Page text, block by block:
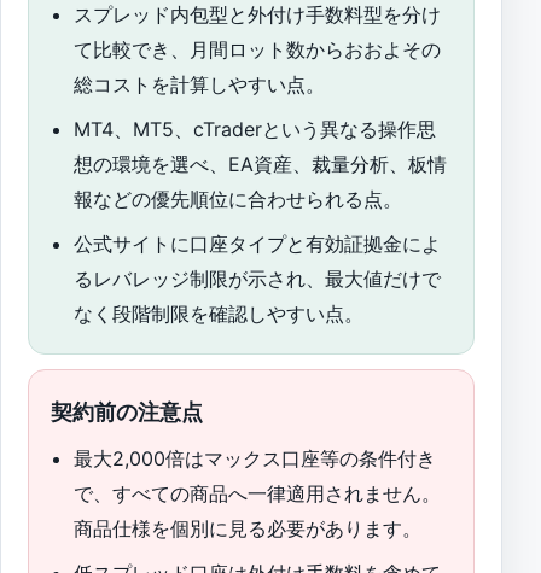
スプレッド内包型と外付け手数料型を分け
て比較でき、月間ロット数からおおよその
総コストを計算しやすい点。
MT4、MT5、cTraderという異なる操作思
想の環境を選べ、EA資産、裁量分析、板情
報などの優先順位に合わせられる点。
公式サイトに口座タイプと有効証拠金によ
るレバレッジ制限が示され、最大値だけで
なく段階制限を確認しやすい点。
契約前の注意点
最大2,000倍はマックス口座等の条件付き
で、すべての商品へ一律適用されません。
商品仕様を個別に見る必要があります。